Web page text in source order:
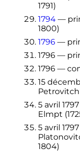
1791)
1794—
1800)
1796—
1796 —
1796 —
15
Petrovitch
5 avril 1797
Elmpt
5 avril 1797
1804)